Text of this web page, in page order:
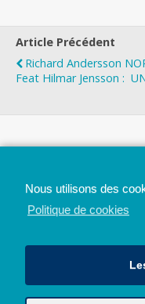
Article Précédent
Richard Andersson
Feat Hilmar Jensson :
Nous utilisons des
Politique de cookies